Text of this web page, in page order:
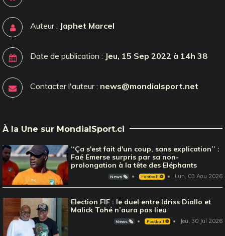
Auteur : Japhet Marcel
Date de publication : Jeu, 15 Sep 2022 à 14h 38
Contacter l'auteur : news@mondialsport.net
À la Une sur MondialSport.ci
‘‘Ça s'est fait d'un coup, sans explication’’ :
Faé Emerse surpris par sa non-
prolongation à la tête des Eléphants
News 🗞️ Football ⚽️ Lun, 03 Aou 2026
Election FIF : le duel entre Idriss Diallo et
Malick Tohé n’aura pas lieu
News 🗞️ Football ⚽️ Jeu, 30 Jul 2026